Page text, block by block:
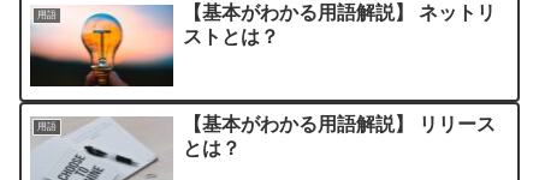
用語
【基本がわかる用語解説】 ネットリ
ストとは？
用語
【基本がわかる用語解説】 リリース
とは？